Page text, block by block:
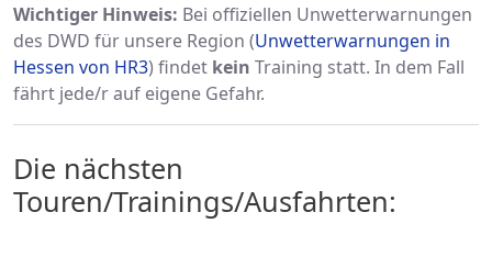
Wichtiger Hinweis: Bei offiziellen Unwetterwarnungen
des DWD für unsere Region (Unwetterwarnungen in
Hessen von HR3) findet kein Training statt. In dem Fall
fährt jede/r auf eigene Gefahr.
Die nächsten
Touren/Trainings/Ausfahrten: